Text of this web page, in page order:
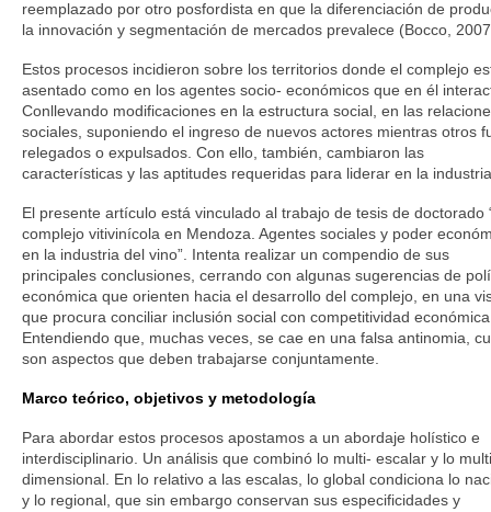
reemplazado por otro posfordista en que la diferenciación de
la innovación y segmentación de mercados prevalece (Bocco,
Estos procesos incidieron sobre los territorios donde el complejo
asentado como en los agentes socio- económicos que en él
Conllevando modificaciones en la estructura social, en las
sociales, suponiendo el ingreso de nuevos actores mientras otros
relegados o expulsados. Con ello, también, cambiaron las
características y las aptitudes requeridas para liderar en la
El presente artículo está vinculado al trabajo de tesis de doctorado
complejo vitivinícola en Mendoza. Agentes sociales y poder
en la industria del vino”. Intenta realizar un compendio de sus
principales conclusiones, cerrando con algunas sugerencias de
económica que orienten hacia el desarrollo del complejo, en una
que procura conciliar inclusión social con competitividad
Entendiendo que, muchas veces, se cae en una falsa antinomia,
son aspectos que deben trabajarse conjuntamente.
Marco teórico, objetivos y metodología
Para abordar estos procesos apostamos a un abordaje holístico e
interdisciplinario. Un análisis que combinó lo multi- escalar y lo
dimensional. En lo relativo a las escalas, lo global condiciona lo
y lo regional, que sin embargo conservan sus especificidades y